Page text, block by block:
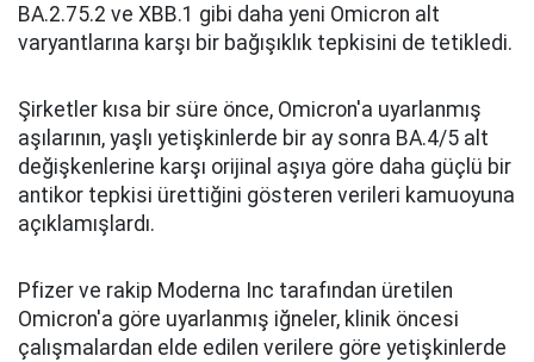
BA.2.75.2 ve XBB.1 gibi daha yeni Omicron alt
varyantlarına karşı bir bağışıklık tepkisini de tetikledi.
Şirketler kısa bir süre önce, Omicron'a uyarlanmış
aşılarının, yaşlı yetişkinlerde bir ay sonra BA.4/5 alt
değişkenlerine karşı orijinal aşıya göre daha güçlü bir
antikor tepkisi ürettiğini gösteren verileri kamuoyuna
açıklamışlardı.
Pfizer ve rakip Moderna Inc tarafından üretilen
Omicron'a göre uyarlanmış iğneler, klinik öncesi
çalışmalardan elde edilen verilere göre yetişkinlerde